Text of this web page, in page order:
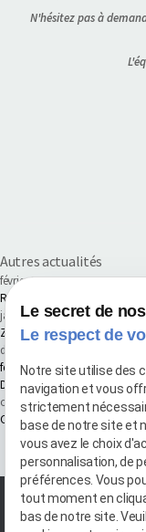
N'hésitez pas à
Autres actualités
février 2026
Renouvellement de la
janvier 2026
Zone d'intervention pour vos
décembre 2025
fermeture annuel 2025
Des travaux pensés pour les
octobre 2025
Carrelage : les types et
Le secret de
Le respect de
Notre site utilise des
navigation et vous
strictement
base de notre site et
vous avez le choix
personnalisation, de
préférences. Vous
tout moment en
bas de notre site.